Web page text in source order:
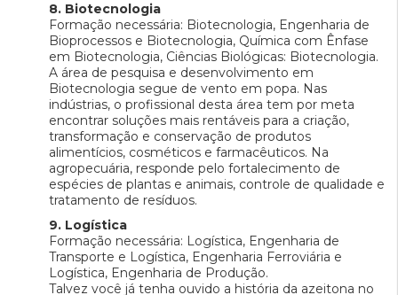
8. Biotecnologia
Formação necessária: Biotecnologia, Engenharia de
Bioprocessos e Biotecnologia, Química com Ênfase
em Biotecnologia, Ciências Biológicas: Biotecnologia.
A área de pesquisa e desenvolvimento em
Biotecnologia segue de vento em popa. Nas
indústrias, o profissional desta área tem por meta
encontrar soluções mais rentáveis para a criação,
transformação e conservação de produtos
alimentícios, cosméticos e farmacêuticos. Na
agropecuária, responde pelo fortalecimento de
espécies de plantas e animais, controle de qualidade e
tratamento de resíduos.
9. Logística
Formação necessária: Logística, Engenharia de
Transporte e Logística, Engenharia Ferroviária e
Logística, Engenharia de Produção.
Talvez você já tenha ouvido a história da azeitona no